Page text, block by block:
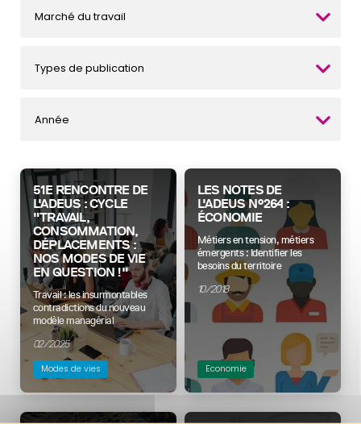
Marché du travail
Types de publication
Année
51E RENCONTRE DE
L'ADEUS : CYCLE
"TRAVAIL,
CONSOMMATION,
DÉPLACEMENTS :
NOS MODES DE VIE
EN QUESTION !"
Travail : les insurmontables
contradictions du nouveau
modèle managérial
02/2025
Modes de vies
LES NOTES DE
L'ADEUS N°264 :
ÉCONOMIE
Métiers en tension, métiers
émergents : Identifier les
besoins du territoire
10/2018
Economie